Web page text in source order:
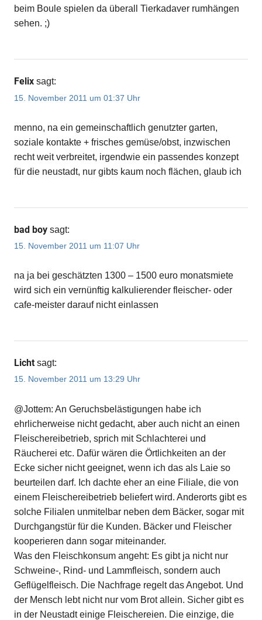
beim Boule spielen da überall Tierkadaver rumhängen
sehen. ;)
Felix sagt:
15. November 2011 um 01:37 Uhr
menno, na ein gemeinschaftlich genutzter garten,
soziale kontakte + frisches gemüse/obst, inzwischen
recht weit verbreitet, irgendwie ein passendes konzept
für die neustadt, nur gibts kaum noch flächen, glaub ich
bad boy sagt:
15. November 2011 um 11:07 Uhr
na ja bei geschätzten 1300 – 1500 euro monatsmiete
wird sich ein vernünftig kalkulierender fleischer- oder
cafe-meister darauf nicht einlassen
Licht sagt:
15. November 2011 um 13:29 Uhr
@Jottem: An Geruchsbelästigungen habe ich
ehrlicherweise nicht gedacht, aber auch nicht an einen
Fleischereibetrieb, sprich mit Schlachterei und
Räucherei etc. Dafür wären die Örtlichkeiten an der
Ecke sicher nicht geeignet, wenn ich das als Laie so
beurteilen darf. Ich dachte eher an eine Filiale, die von
einem Fleischereibetrieb beliefert wird. Anderorts gibt es
solche Filialen unmitelbar neben dem Bäcker, sogar mit
Durchgangstür für die Kunden. Bäcker und Fleischer
kooperieren dann sogar miteinander.
Was den Fleischkonsum angeht: Es gibt ja nicht nur
Schweine-, Rind- und Lammfleisch, sondern auch
Geflügelfleisch. Die Nachfrage regelt das Angebot. Und
der Mensch lebt nicht nur vom Brot allein. Sicher gibt es
in der Neustadt einige Fleischereien. Die einzige, die